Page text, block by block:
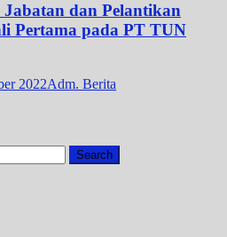
dan Pelantikan
Pertama pada PT TUN
2022Adm. Berita